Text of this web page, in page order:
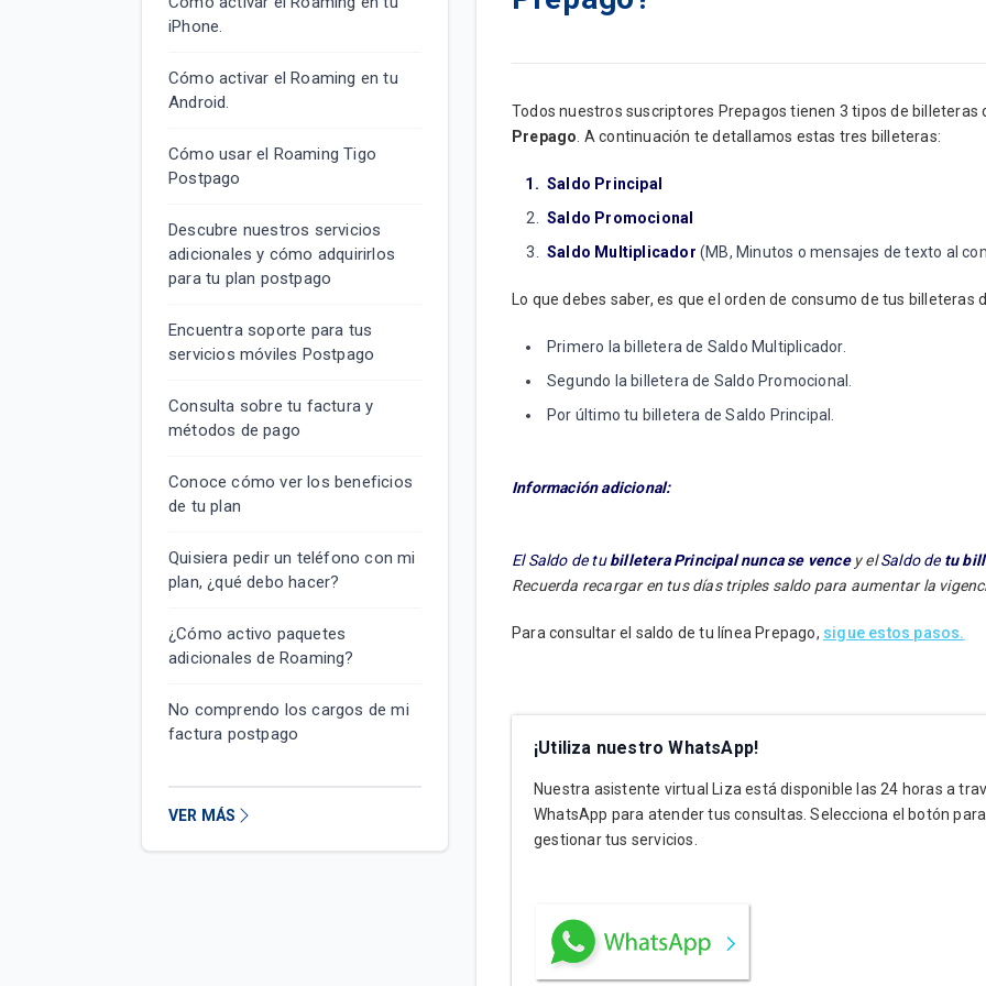
iPhone.
Cómo activar el Roaming en tu
Android.
Cómo usar el Roaming Tigo
Postpago
Descubre nuestros servicios
adicionales y cómo adquirirlos
para tu plan postpago
Encuentra soporte para tus
servicios móviles Postpago
Consulta sobre tu factura y
métodos de pago
Conoce cómo ver los beneficios
de tu plan
Quisiera pedir un teléfono con mi
plan, ¿qué debo hacer?
¿Cómo activo paquetes
adicionales de Roaming?
No comprendo los cargos de mi
factura postpago
VER MÁS
Todos nuestros suscriptores Prepagos tienen 3 tipos de billeteras
Prepago . A continuación te detallamos estas tres billeteras:
Saldo Principal
Saldo Promocional
Saldo Multiplicador (MB, Minutos o mensajes de texto al
Lo que debes saber, es que el orden de consumo de tus billeteras
Primero la billetera de Saldo Multiplicador.
Segundo la billetera de Saldo Promocional.
Por último tu billetera de Saldo Principal.
Información adicional:
El Saldo de tubilletera Principal nunca se vence y elSaldo detu
Recuerda recargar en tus días triples saldo para aumentar la
Para consultar el saldo de tu línea Prepago, sigue estos pasos.
¡Utiliza nuestro WhatsApp!
Nuestra asistente virtual Liza está disponible las 24 horas a
WhatsApp para atender tus consultas. Selecciona el botón
gestionar tus servicios.